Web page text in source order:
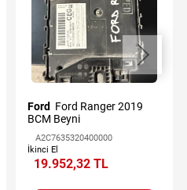
Ford
BCM Beyni
A2C7635320400000
İkinci El
19.952,32 TL